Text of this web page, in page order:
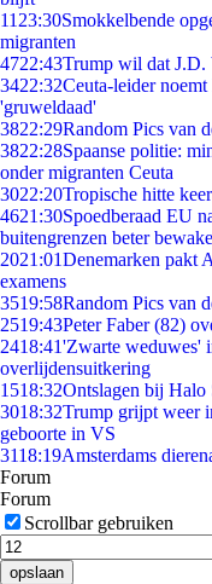
11 23:30Smokkelbende
migranten
4722:43Trump wil dat J.D.
3422:32Ceuta-leider
'gruweldaad'
3822:29Random Pics van
3822:28Spaanse politie:
onder migranten Ceuta
3022:20Tropische hitte
4621:30Spoedberaad EU
buitengrenzen beter
2021:01Denemarken pakt
examens
3519:58Random Pics van
2519:43Peter Faber (82)
2418:41'Zwarte weduwes'
overlijdensuitkering
1518:32Ontslagen bij Halo
3018:32Trump grijpt weer
geboorte in VS
3118:19Amsterdams
Forum
Forum
Scrollbar gebruiken
opslaan